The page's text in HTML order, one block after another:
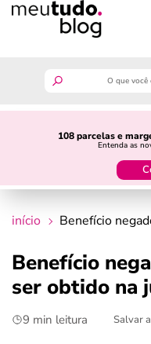
108 parcelas e
Entenda as
guia do
crédito fácil
últimas notícias
início Benefício
Benefício
ser obtido na
9 min leitura Salvar